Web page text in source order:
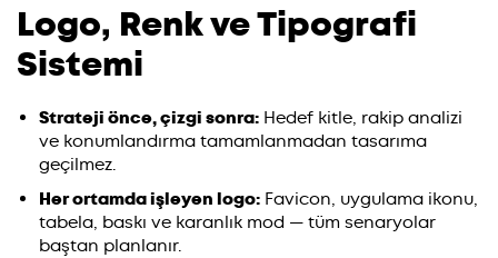
Logo, Renk ve Tipografi
Sistemi
Strateji önce, çizgi sonra: Hedef kitle, rakip analizi
ve konumlandırma tamamlanmadan tasarıma
geçilmez.
Her ortamda işleyen logo: Favicon, uygulama ikonu,
tabela, baskı ve karanlık mod — tüm senaryolar
baştan planlanır.